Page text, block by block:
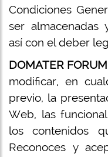
Condiciones
ser almacenadas
así con el deber
DOMATER
modificar, en
previo, la
Web, las
los contenidos
Reconoces y